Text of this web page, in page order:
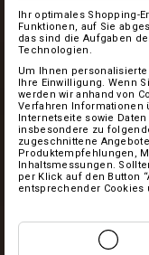
Ihr optimales Shopping-
Funktionen, auf Sie
das sind die Aufgaben
Technologien.
Um Ihnen
Ihre Einwilligung. Wenn
werden wir anhand von
Verfahren Informationen
Internetseite sowie
insbesondere zu
zugeschnittene
Produktempfehlungen,
Inhaltsmessungen.
per Klick auf den Button
entsprechender Cookies